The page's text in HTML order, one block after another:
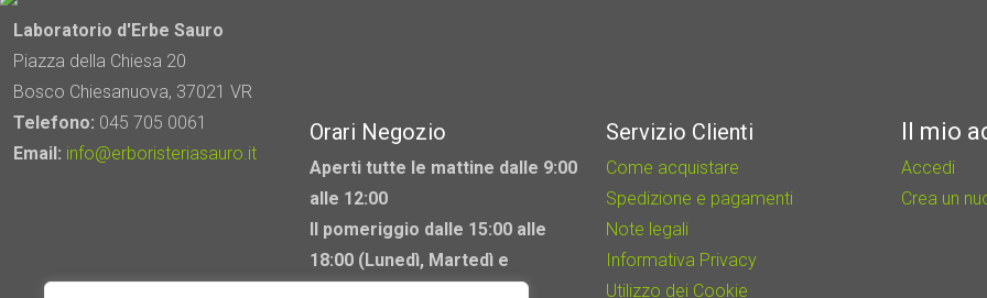
Laboratorio d'Erbe Sauro
Piazza della Chiesa 20
Bosco Chiesanuova, 37021 VR
Telefono: 045 705 0061
Email: info@erboristeriasauro.it
Orari Negozio
Aperti tutte le mattine dalle 9:00
alle 12:00
Il pomeriggio dalle 15:00 alle
18:00 (Lunedì, Martedì e
Servizio Clienti
Come acquistare
Spedizione e pagamenti
Note legali
Informativa Privacy
Utilizzo dei Cookie
Il mio
Accedi
Crea un